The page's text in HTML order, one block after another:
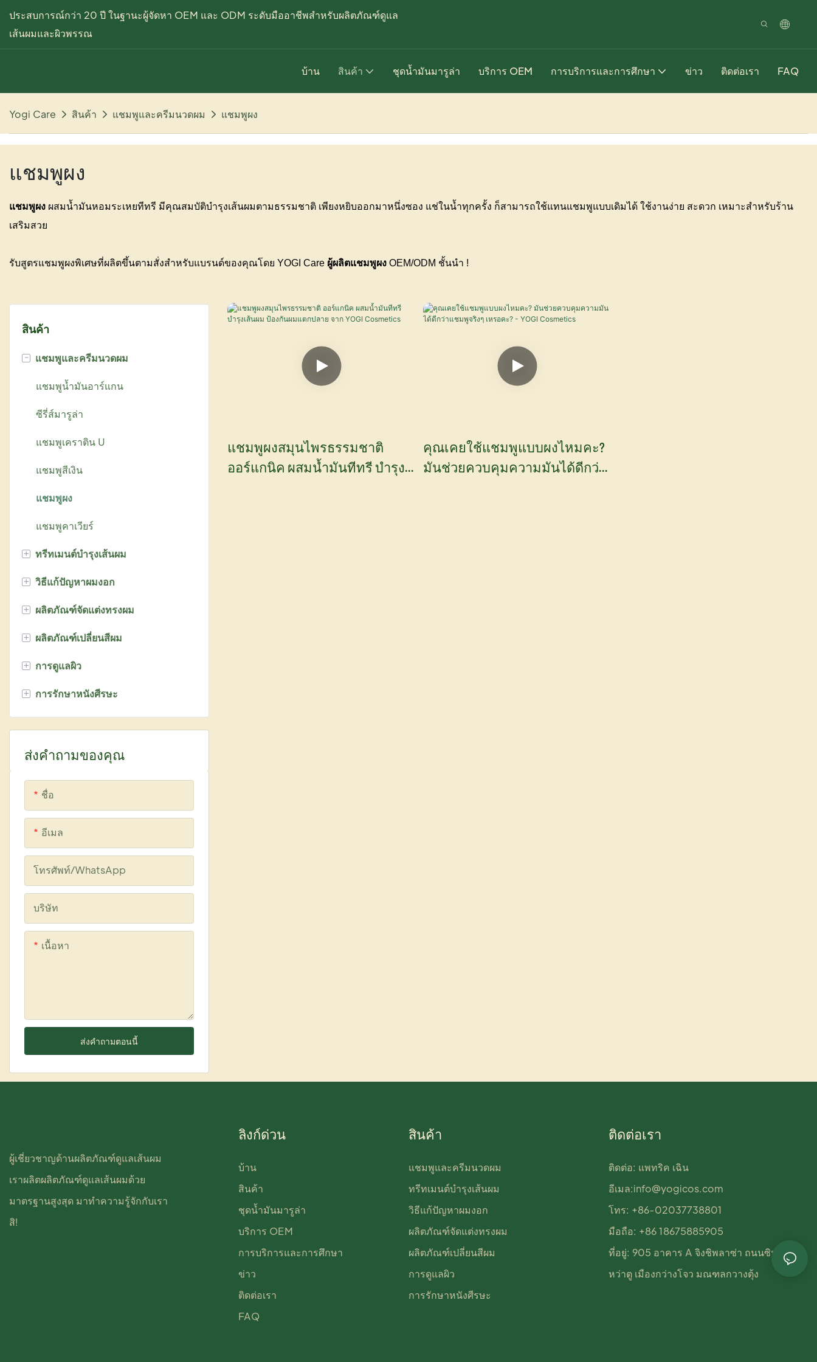
ประสบการณ์กว่า 20 ปี ในฐานะผู้จัดหา OEM และ ODM ระดับมืออาชีพสำหรับผลิตภัณฑ์ดูแล
เส้นผมและผิวพรรณ
บ้าน สินค้า ชุดน้ำมันมารูล่า บริการ OEM การบริการและการศึกษา ข่าว ติดต่อเรา FAQ
Yogi Care สินค้า แชมพูและครีมนวดผม แชมพูผง
แชมพูผง
แชมพูผง ผสมน้ำมันหอมระเหยทีทรี มีคุณสมบัติบำรุงเส้นผมตามธรรมชาติ เพียงหยิบออกมาหนึ่งซอง แช่ในน้ำทุกครั้ง ก็สามารถใช้แทนแชมพูแบบเดิมได้ ใช้งานง่าย สะดวก เหมาะสำหรับร้าน
เสริมสวย
รับสูตรแชมพูผงพิเศษที่ผลิตขึ้นตามสั่งสำหรับแบรนด์ของคุณโดย YOGI Care ผู้ผลิตแชมพูผง OEM/ODM ชั้นนำ !
สินค้า
- แชมพูและครีมนวดผม
แชมพูน้ำมันอาร์แกน
ซีรี่ส์มารูล่า
แชมพูเคราติน U
แชมพูสีเงิน
แชมพูผง
แชมพูคาเวียร์
+ ทรีทเมนต์บำรุงเส้นผม
ทรีทเมนต์บำรุงผมด้วยเคราติน
ทรีทเมนต์มาส์กผม
การดูแลเส้นผมด้วยกรดผลไม้
ทรีทเมนต์เซรั่มบำรุงผม
ผลิตภัณฑ์ปกป้องเส้นผม
+ วิธีแก้ปัญหาผมงอก
เซรั่มบำรุงเส้นผมไบโอติน
ซีรี่ส์ขิง
+ ผลิตภัณฑ์จัดแต่งทรงผม
โลชั่นดัดผม
+ ผลิตภัณฑ์เปลี่ยนสีผม
ย้อมผม
ผงฟอกสีผม
ผลิตภัณฑ์ออกซิไดเซอร์สำหรับผม
ครีมนวดผมสำหรับย้อมผม
+ การดูแลผิว
ครีมทำความสะอาดผิวหน้า
ครีมบำรุงผิวหน้า
เซรั่มบำรุงผิวหน้า
+ การรักษาหนังศีรษะ
ส่งคำถามของคุณ
ชื่อ
อีเมล
โทรศัพท์/WhatsApp
บริษัท
เนื้อหา
ส่งคำถามตอนนี้
แชมพูผงสมุนไพรธรรมชาติ
ออร์แกนิค ผสมน้ำมันทีทรี บำรุง
คุณเคยใช้แชมพูแบบผงไหมคะ?
มันช่วยควบคุมความมันได้ดีกว่า
ผู้เชี่ยวชาญด้านผลิตภัณฑ์ดูแลเส้นผม
เราผลิตผลิตภัณฑ์ดูแลเส้นผมด้วย
มาตรฐานสูงสุด มาทำความรู้จักกับเรา
สิ!
ลิงก์ด่วน
บ้าน
สินค้า
ชุดน้ำมันมารูล่า
บริการ OEM
การบริการและการศึกษา
ข่าว
ติดต่อเรา
FAQ
สินค้า
แชมพูและครีมนวดผม
ทรีทเมนต์บำรุงเส้นผม
วิธีแก้ปัญหาผมงอก
ผลิตภัณฑ์จัดแต่งทรงผม
ผลิตภัณฑ์เปลี่ยนสีผม
การดูแลผิว
การรักษาหนังศีรษะ
ติดต่อเรา
ติดต่อ: แพทริค เฉิน
อีเมล:info@yogicos.com
โทร: +86-02037738801
มือถือ: +86 18675885905
ที่อยู่: 905 อาคาร A จิงชิพลาซ่า ถนนซินย่า เขต
หว่าตู เมืองกว่างโจว มณฑลกวางตุ้ง